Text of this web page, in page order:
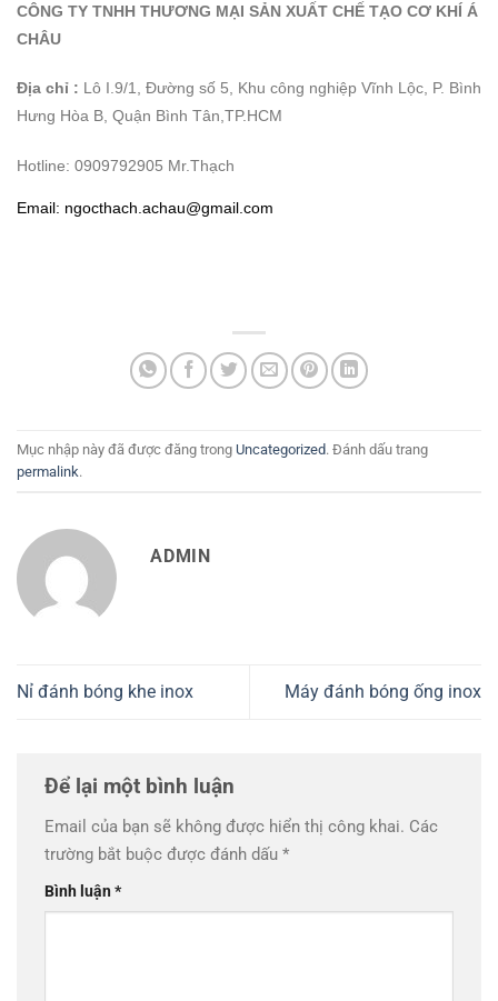
CÔNG TY TNHH THƯƠNG MẠI SẢN XUẤT CHẾ TẠO CƠ KHÍ Á
CHÂU
Địa chỉ : Lô I.9/1, Đường số 5, Khu công nghiệp Vĩnh Lộc, P. Bình
Hưng Hòa B, Quận Bình Tân,TP.HCM
Hotline: 0909792905 Mr.Thạch
Email: ngocthach.achau@gmail.com
Mục nhập này đã được đăng trong Uncategorized. Đánh dấu trang
permalink.
ADMIN
Nỉ đánh bóng khe inox Máy đánh bóng ống inox
Để lại một bình luận
Email của bạn sẽ không được hiển thị công khai. Các
trường bắt buộc được đánh dấu *
Bình luận*